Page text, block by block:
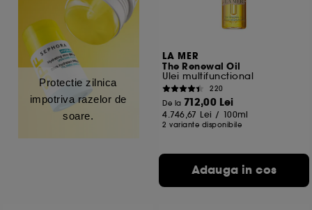
Protectie zilnica
impotriva razelor de
soare.
LA MER
The Renewal Oil
Ulei multifunctional
220
De la 712,00 Lei
4.746,67 Lei / 100ml
2 variante disponibile
Adauga in cos